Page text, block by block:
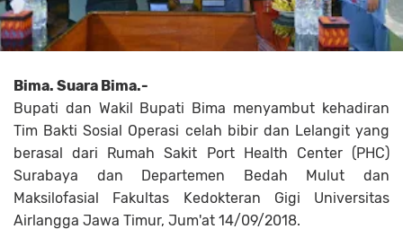
Bima. Suara Bima.-
Bupati dan Wakil Bupati Bima menyambut kehadiran
Tim Bakti Sosial Operasi celah bibir dan Lelangit yang
berasal dari Rumah Sakit Port Health Center (PHC)
Surabaya dan Departemen Bedah Mulut dan
Maksilofasial Fakultas Kedokteran Gigi Universitas
Airlangga Jawa Timur, Jum'at 14/09/2018.